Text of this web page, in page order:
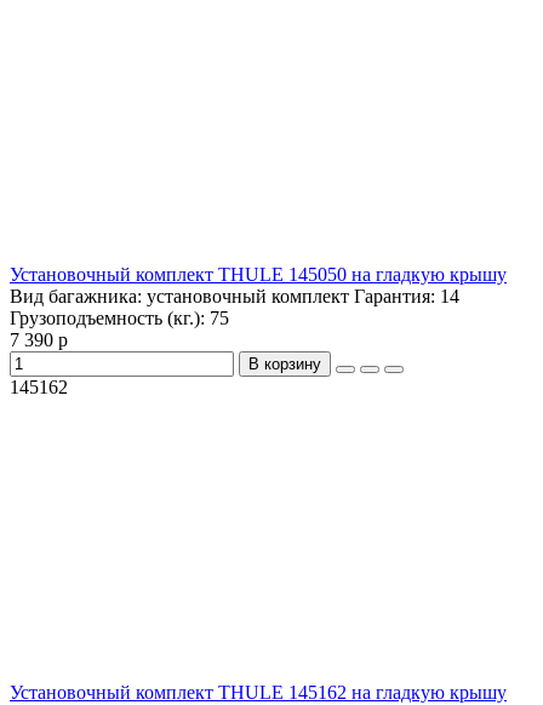
Установочный комплект THULE 145050 на гладкую крышу
Вид багажника: установочный комплект Гарантия: 14
Грузоподъемность (кг.): 75
7 390 р
В корзину
145162
Установочный комплект THULE 145162 на гладкую крышу